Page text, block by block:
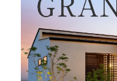
nattoku